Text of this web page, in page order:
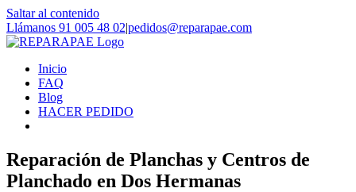
Saltar al contenido
Llámanos 91 005 48 02|pedidos@reparapae.com
Inicio
FAQ
Blog
HACER PEDIDO
Reparación de Planchas y Centros de
Planchado en Dos Hermanas